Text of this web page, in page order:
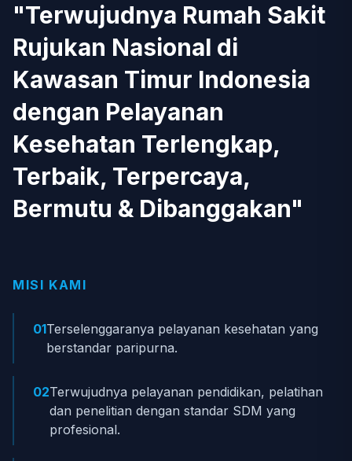
"Terwujudnya Rumah Sakit
Rujukan Nasional di
Kawasan Timur Indonesia
dengan Pelayanan
Kesehatan Terlengkap,
Terbaik, Terpercaya,
Bermutu & Dibanggakan"
MISI KAMI
01Terselenggaranya pelayanan kesehatan yang
berstandar paripurna.
02Terwujudnya pelayanan pendidikan, pelatihan
dan penelitian dengan standar SDM yang
profesional.